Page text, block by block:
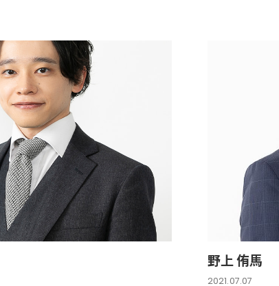
野上 侑馬
2021.07.07